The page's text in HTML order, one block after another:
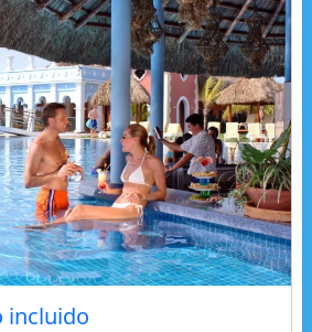
incluido